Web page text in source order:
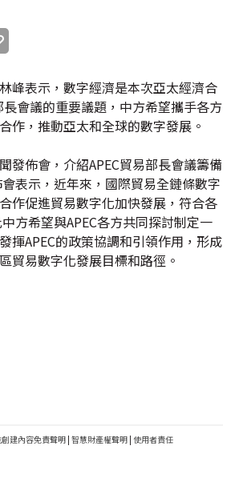
峰表示，數字經濟是本次亞太經濟合
長會議的重要議題，中方希望攜手各方
作，推動亞太和全球的數字發展。
發佈會，介紹APEC貿易部長會議籌備
表示，近年來，國際貿易全鏈條數字
作促進貿易數字化加快發展，符合各
方希望與APEC各方共同探討制定一
揮APEC的政策協調和引領作用，形成
貿易數字化發展目標和路徑。
建內容免責聲明 | 智慧財產權聲明 | 使用者責任